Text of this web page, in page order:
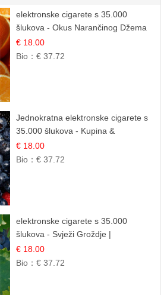
elektronske cigarete s 35.000
šlukova - Okus Narančinog Džema
| Dugotrajno Iskustvo
€ 18.00
Bio：€ 37.72
Jednokratna elektronske cigarete s
35.000 šlukova - Kupina &
Borovnica | Intenzivna Mješavina
Šumskog Voća
€ 18.00
Bio：€ 37.72
elektronske cigarete s 35.000
šlukova - Svježi Groždje |
Osježavajuća Voćna Aroma
€ 18.00
Bio：€ 37.72